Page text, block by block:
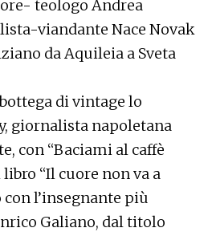
teologo Andrea
viandante Nace Novak
da Aquileia a Sveta
di vintage lo
giornalista napoletana
con “Baciami al caffè
“Il cuore non va a
l’insegnante più
Galiano, dal titolo